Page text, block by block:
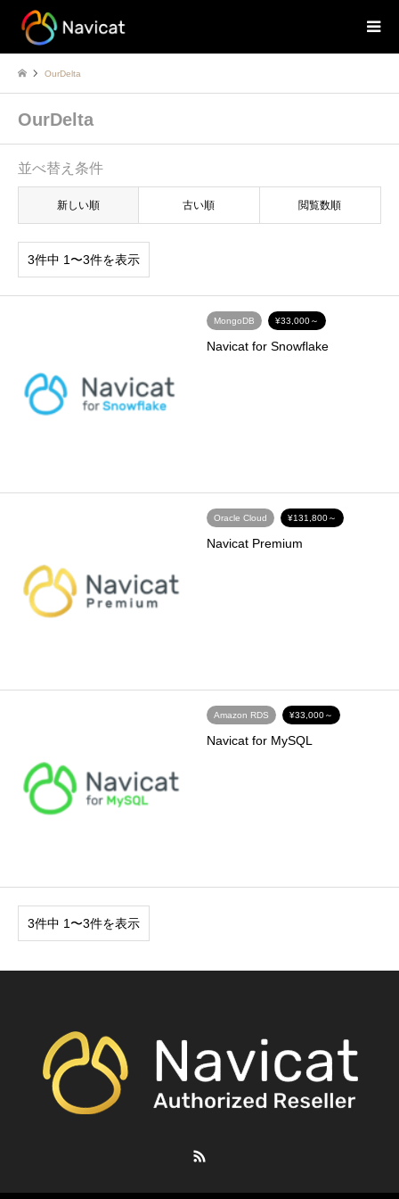
OurDelta
OurDelta
並べ替え条件
新しい順 古い順 閲覧数順
3件中 1〜3件を表示
MongoDB ¥33,000～
Navicat for Snowflake
Oracle Cloud ¥131,800～
Navicat Premium
Amazon RDS ¥33,000～
Navicat for MySQL
3件中 1〜3件を表示